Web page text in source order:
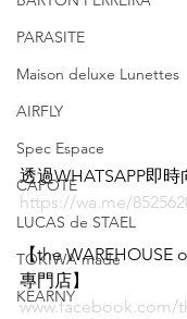
PARASITE
Maison deluxe Lunettes
AIRFLY
Spec Espace
CAPOTE
LUCAS de STAEL
TOKIWA made
KEARNY
透過WHATSAPP即時
https://wa.me/
【the WAREHOUSE
專門店】
www.facebook.com/